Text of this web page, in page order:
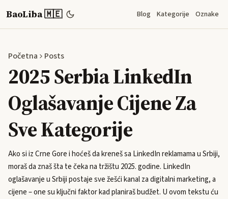
BaoLiba 🇲🇪 Blog Kategorije Oznake
Početna Posts
2025 Serbia LinkedIn
Oglašavanje Cijene Za
Sve Kategorije
Ako si iz Crne Gore i hoćeš da kreneš sa LinkedIn reklamama u Srbiji,
moraš da znaš šta te čeka na tržištu 2025. godine. LinkedIn
oglašavanje u Srbiji postaje sve žešći kanal za digitalni marketing, a
cijene – one su ključni faktor kad planiraš budžet. U ovom tekstu ću